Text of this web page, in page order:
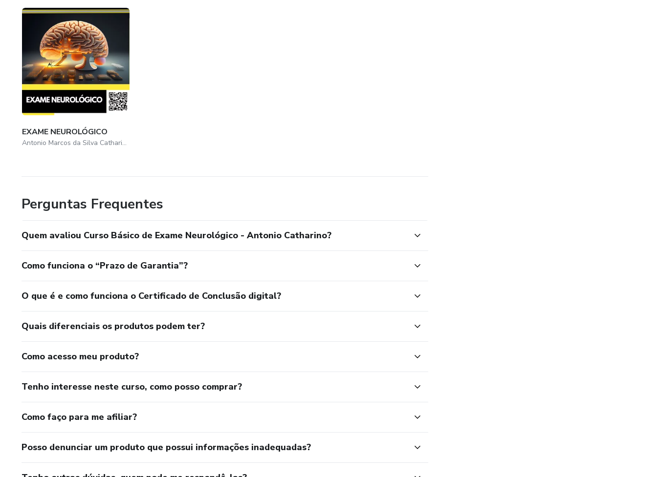
EXAME NEUROLÓGICO
Antonio Marcos da Silva Catharino
Perguntas Frequentes
Quem avaliou Curso Básico de Exame Neurológico - Antonio Catharino?
Como funciona o “Prazo de Garantia”?
O que é e como funciona o Certificado de Conclusão digital?
Quais diferenciais os produtos podem ter?
Como acesso meu produto?
Tenho interesse neste curso, como posso comprar?
Como faço para me afiliar?
Posso denunciar um produto que possui informações inadequadas?